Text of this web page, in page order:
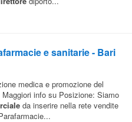
e sanitarie - Bari
medica e promozione del
info su Posizione: Siamo
da inserire nella rete vendite